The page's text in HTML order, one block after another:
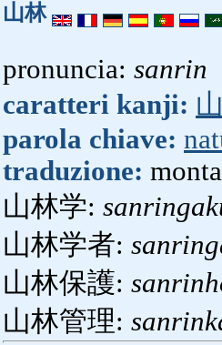
山林
pronuncia: sanrin
caratteri kanji:
parola chiave:
traduzione:
山林学:
山林学者:
山林保護:
山林管理: